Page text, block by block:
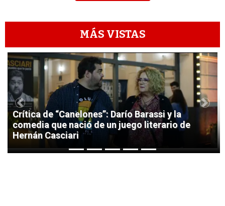
MÁS VISTAS
1
Crítica de “Canelones”: Darío Barassi y la
comedia que nació de un juego literario de
Hernán Casciari
Previous Next